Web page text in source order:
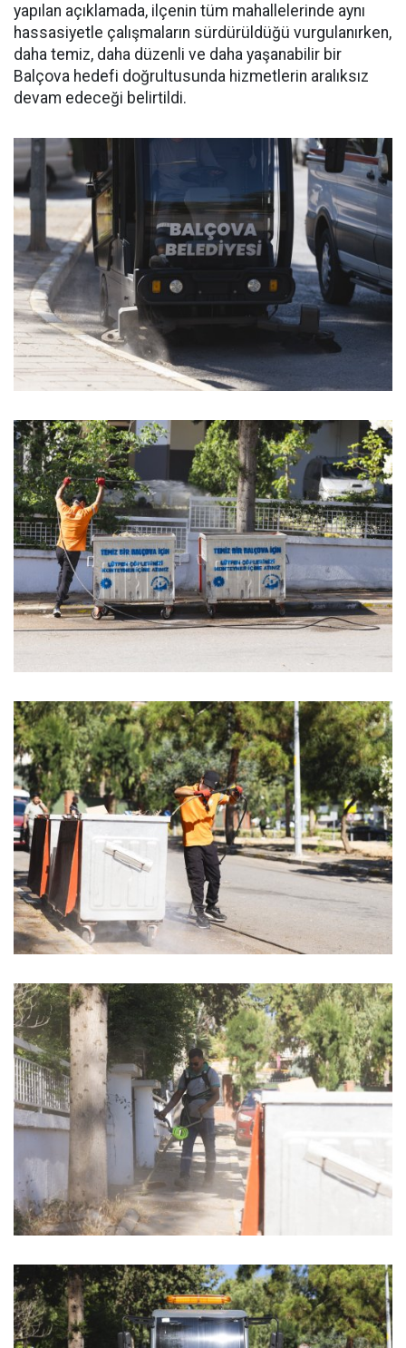
yapılan açıklamada, ilçenin tüm mahallelerinde aynı
hassasiyetle çalışmaların sürdürüldüğü vurgulanırken,
daha temiz, daha düzenli ve daha yaşanabilir bir
Balçova hedefi doğrultusunda hizmetlerin aralıksız
devam edeceği belirtildi.